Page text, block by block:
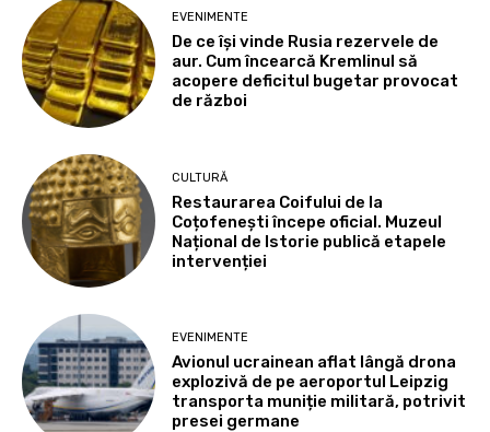
EVENIMENTE
De ce își vinde Rusia rezervele de
aur. Cum încearcă Kremlinul să
acopere deficitul bugetar provocat
de război
CULTURĂ
Restaurarea Coifului de la
Coțofenești începe oficial. Muzeul
Național de Istorie publică etapele
intervenției
EVENIMENTE
Avionul ucrainean aflat lângă drona
explozivă de pe aeroportul Leipzig
transporta muniție militară, potrivit
presei germane